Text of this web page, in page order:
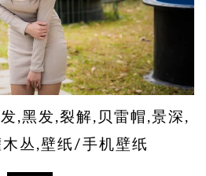
,黑发,裂解,贝雷帽,景深,
丛,壁纸/手机壁纸